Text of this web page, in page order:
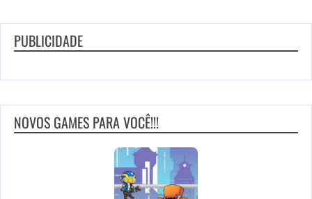
PUBLICIDADE
NOVOS GAMES PARA VOCÊ!!!